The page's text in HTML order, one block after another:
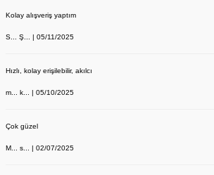
Kolay alışveriş yaptım
S... Ş... | 05/11/2025
Hızlı, kolay erişilebilir, akılcı
m... k... | 05/10/2025
Çok güzel
M... s... | 02/07/2025